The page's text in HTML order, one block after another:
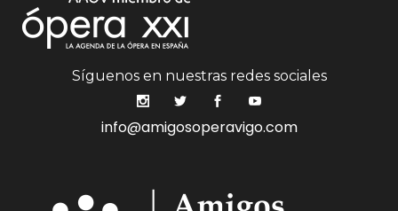
Síguenos en nuestras redes sociales
info@amigosoperavigo.com